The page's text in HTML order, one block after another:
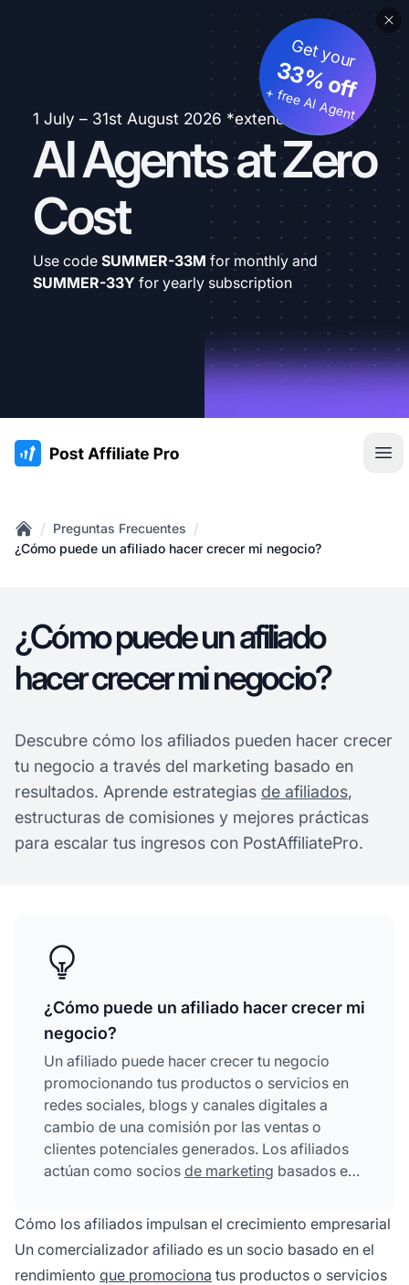
1 July – 31st August 2026 *extended
AI Agents at Zero
Cost
Get your
33% off
+ free AI Agent
Use code SUMMER-33M for monthly and
SUMMER-33Y for yearly subscription
:site.title
Home
/ Preguntas Frecuentes /
¿Cómo puede un afiliado hacer crecer mi negocio?
¿Cómo puede un afiliado
hacer crecer mi negocio?
Descubre cómo los afiliados pueden hacer crecer
tu negocio a través del marketing basado en
resultados. Aprende estrategias de afiliados,
estructuras de comisiones y mejores prácticas
para escalar tus ingresos con PostAffiliatePro.
¿Cómo puede un afiliado hacer crecer mi
negocio?
Un afiliado puede hacer crecer tu negocio
promocionando tus productos o servicios en
redes sociales, blogs y canales digitales a
cambio de una comisión por las ventas o
clientes potenciales generados. Los afiliados
actúan como socios de marketing basados en
audiencias, generan tráfico calificado y
aumentan las conversiones sin costos
publicitarios iniciales.
Cómo los afiliados impulsan el crecimiento empresarial
Un comercializador afiliado es un socio basado en el
rendimiento que promociona tus productos o servicios